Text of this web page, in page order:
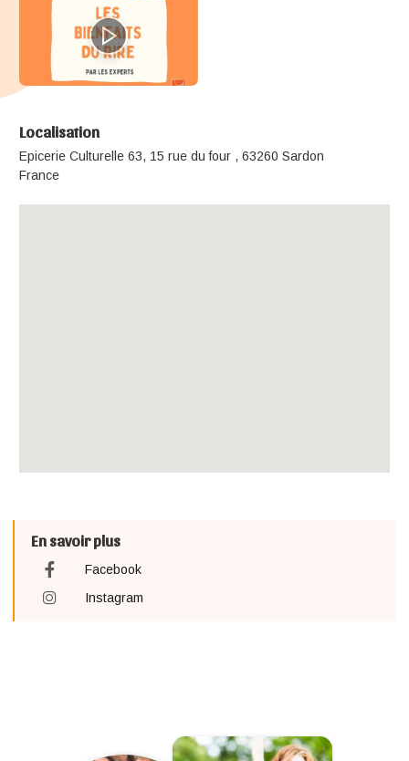
Localisation
Epicerie Culturelle 63, 15 rue du four , 63260 Sardon
France
En savoir plus
Facebook
Instagram